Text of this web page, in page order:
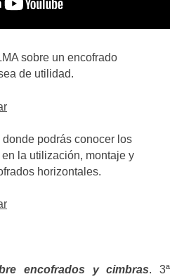
sobre un encofrado
de utilidad.
podrás conocer los
la utilización, montaje y
horizontales.
encofrados y cimbras. 3ª